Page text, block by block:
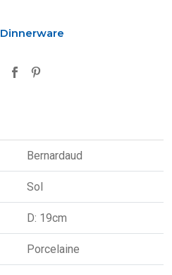
Dinnerware
Bernardaud
Sol
D: 19cm
Porcelaine